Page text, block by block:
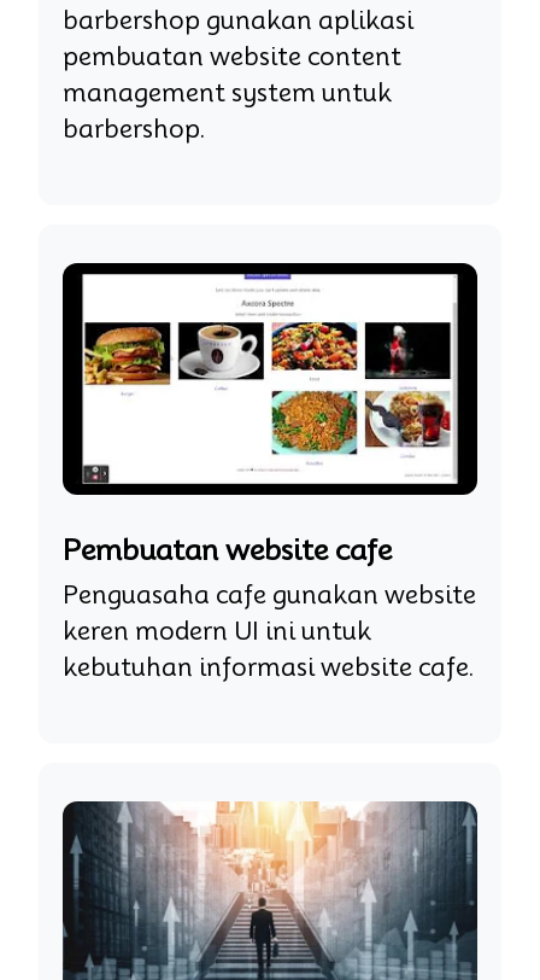
barbershop gunakan aplikasi
pembuatan website content
management system untuk
barbershop.
Pembuatan website cafe
Penguasaha cafe gunakan website
keren modern UI ini untuk
kebutuhan informasi website cafe.